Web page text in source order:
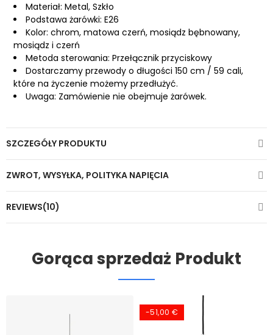
Materiał: Metal, Szkło
Podstawa żarówki: ‎E26
Kolor: chrom, matowa czerń, mosiądz bębnowany,
mosiądz i czerń
Metoda sterowania: Przełącznik przyciskowy
Dostarczamy przewody o długości 150 cm / 59 cali,
które na życzenie możemy przedłużyć.
Uwaga: Zamówienie nie obejmuje żarówek.
SZCZEGÓŁY PRODUKTU
ZWROT, WYSYŁKA, POLITYKA NAPIĘCIA
REVIEWS(10)
Gorąca sprzedaż Produkt
-51,00 €